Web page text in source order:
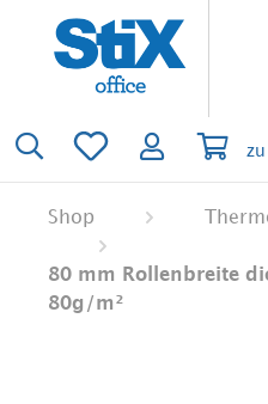
springen
Du hast 0 Produkte
Shop
80 mm Rollenbreite
80g/m²